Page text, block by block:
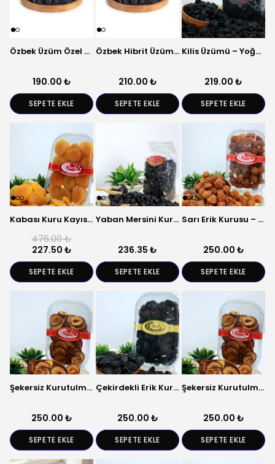
Özbek Üzüm Özel – Doğal Kuru Meyve
190.00 ₺
SEPETE EKLE
Özbek Hibrit Üzüm – Doğal Kuru Meyve
210.00 ₺
SEPETE EKLE
Kilis Üzümü – Yoğun Aromalı Kuru Meyve
219.00 ₺
SEPETE EKLE
Kabası Kuru Kayısı – Tatlı Aromalı Kuru Meyve
476.00 ₺
227.50 ₺
SEPETE EKLE
Yaban Mersini Kurusu – Doğal ve Katkısız
236.35 ₺
SEPETE EKLE
Sarı Erik Kurusu – Doğal ve Katkısız
250.00 ₺
SEPETE EKLE
Şekersiz Kurutulmuş Şeftali – Doğal Kuru Meyve
250.00 ₺
SEPETE EKLE
Çekirdekli Erik Kurusu – Doğal Kurutulmuş Meyve
250.00 ₺
SEPETE EKLE
Şekersiz Kurutulmuş Erik – Doğal Kuru Meyve
250.00 ₺
SEPETE EKLE